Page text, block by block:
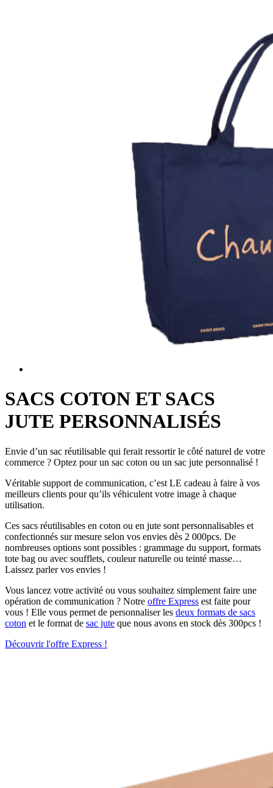
SACS COTON ET SACS
JUTE PERSONNALISÉS
Envie d’un sac réutilisable qui ferait ressortir le côté naturel de votre
commerce ? Optez pour un sac coton ou un sac jute personnalisé !
Véritable support de communication, c’est LE cadeau à faire à vos
meilleurs clients pour qu’ils véhiculent votre image à chaque
utilisation.
Ces sacs réutilisables en coton ou en jute sont personnalisables et
confectionnés sur mesure selon vos envies dès 2 000pcs. De
nombreuses options sont possibles : grammage du support, formats
tote bag ou avec soufflets, couleur naturelle ou teinté masse…
Laissez parler vos envies !
Vous lancez votre activité ou vous souhaitez simplement faire une
opération de communication ? Notre offre Express est faite pour
vous ! Elle vous permet de personnaliser les deux formats de sacs
coton et le format de sac jute que nous avons en stock dès 300pcs !
Découvrir l'offre Express !